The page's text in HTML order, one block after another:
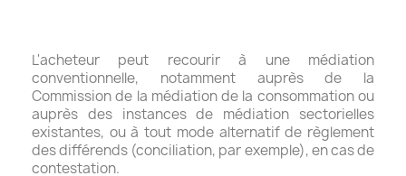
L'acheteur peut recourir à une médiation
conventionnelle, notamment auprès de la
Commission de la médiation de la consommation ou
auprès des instances de médiation sectorielles
existantes, ou à tout mode alternatif de règlement
des différends (conciliation, par exemple), en cas de
contestation.